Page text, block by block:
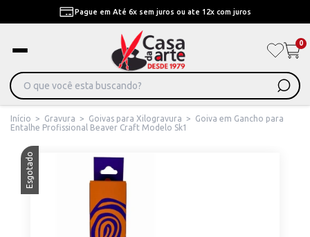
Pague em Até 6x sem juros ou ate 12x com juros
0
Início > Gravura > Goivas para Xilogravura >
Goiva em Gancho para
Entalhe Profissional Beaver Craft Modelo Sk1
Esgotado